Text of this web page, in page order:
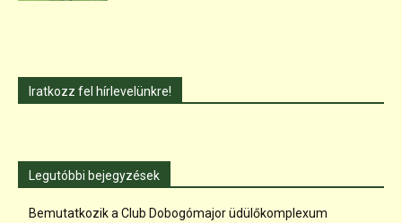
Iratkozz fel hírlevelünkre!
Legutóbbi bejegyzések
Bemutatkozik a Club Dobogómajor üdülőkomplexum